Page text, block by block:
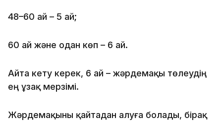
48–60 ай – 5 ай;
60 ай және одан көп – 6 ай.
Айта кету керек, 6 ай – жәрдемақы төлеудің
ең ұзақ мерзімі.
Жәрдемақыны қайтадан алуға болады, бірақ